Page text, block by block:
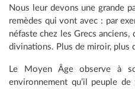
Nous leur devons une grande
remèdes qui vont avec : par
néfaste chez les Grecs anciens,
divinations. Plus de miroir, plus
Le Moyen Âge observe à
environnement qu’il peuple